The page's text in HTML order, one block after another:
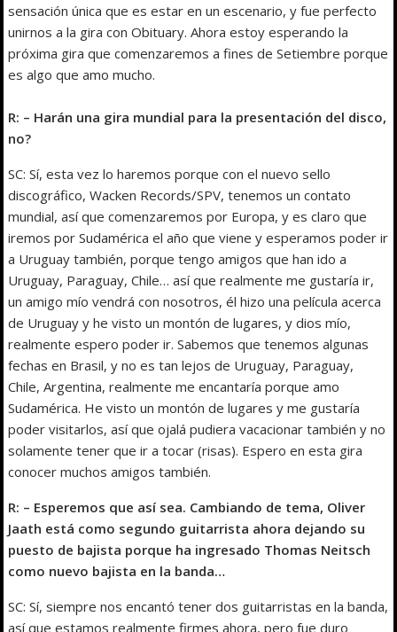
sensación única que es estar en un escenario, y fue perfecto
unirnos a la gira con Obituary. Ahora estoy esperando la
próxima gira que comenzaremos a fines de Setiembre porque
es algo que amo mucho.
R: – Harán una gira mundial para la presentación del disco,
no?
SC: Sí, esta vez lo haremos porque con el nuevo sello
discográfico, Wacken Records/SPV, tenemos un contato
mundial, así que comenzaremos por Europa, y es claro que
iremos por Sudamérica el año que viene y esperamos poder ir
a Uruguay también, porque tengo amigos que han ido a
Uruguay, Paraguay, Chile… así que realmente me gustaría ir,
un amigo mío vendrá con nosotros, él hizo una película acerca
de Uruguay y he visto un montón de lugares, y dios mío,
realmente espero poder ir. Sabemos que tenemos algunas
fechas en Brasil, y no es tan lejos de Uruguay, Paraguay,
Chile, Argentina, realmente me encantaría porque amo
Sudamérica. He visto un montón de lugares y me gustaría
poder visitarlos, así que ojalá pudiera vacacionar también y no
solamente tener que ir a tocar (risas). Espero en esta gira
conocer muchos amigos también.
R: – Esperemos que así sea. Cambiando de tema, Oliver
Jaath está como segundo guitarrista ahora dejando su
puesto de bajista porque ha ingresado Thomas Neitsch
como nuevo bajista en la banda…
SC: Sí, siempre nos encantó tener dos guitarristas en la banda,
así que estamos realmente firmes ahora, pero fue duro